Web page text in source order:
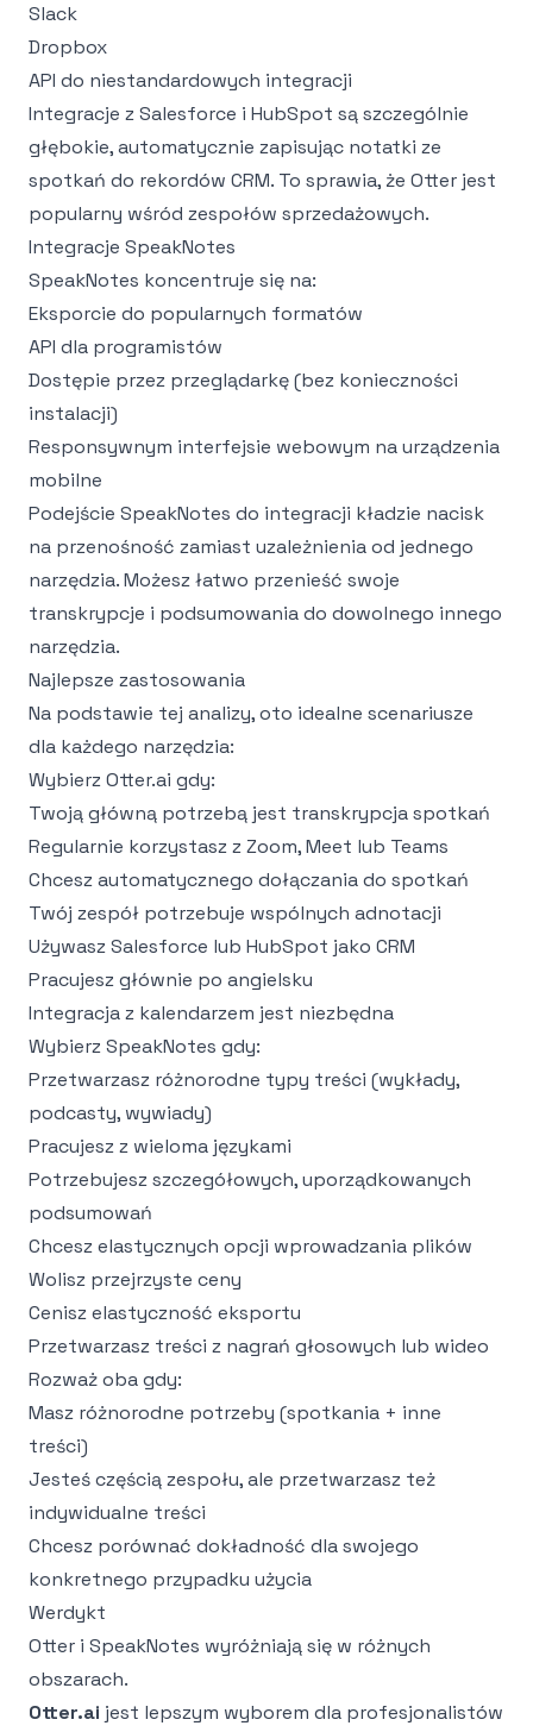
Slack
Dropbox
API do niestandardowych integracji
Integracje z Salesforce i HubSpot są szczególnie
głębokie, automatycznie zapisując notatki ze
spotkań do rekordów CRM. To sprawia, że Otter jest
popularny wśród zespołów sprzedażowych.
Integracje SpeakNotes
SpeakNotes koncentruje się na:
Eksporcie do popularnych formatów
API dla programistów
Dostępie przez przeglądarkę (bez konieczności
instalacji)
Responsywnym interfejsie webowym na urządzenia
mobilne
Podejście SpeakNotes do integracji kładzie nacisk
na przenośność zamiast uzależnienia od jednego
narzędzia. Możesz łatwo przenieść swoje
transkrypcje i podsumowania do dowolnego innego
narzędzia.
Najlepsze zastosowania
Na podstawie tej analizy, oto idealne scenariusze
dla każdego narzędzia:
Wybierz Otter.ai gdy:
Twoją główną potrzebą jest transkrypcja spotkań
Regularnie korzystasz z Zoom, Meet lub Teams
Chcesz automatycznego dołączania do spotkań
Twój zespół potrzebuje wspólnych adnotacji
Używasz Salesforce lub HubSpot jako CRM
Pracujesz głównie po angielsku
Integracja z kalendarzem jest niezbędna
Wybierz SpeakNotes gdy:
Przetwarzasz różnorodne typy treści (wykłady,
podcasty, wywiady)
Pracujesz z wieloma językami
Potrzebujesz szczegółowych, uporządkowanych
podsumowań
Chcesz elastycznych opcji wprowadzania plików
Wolisz przejrzyste ceny
Cenisz elastyczność eksportu
Przetwarzasz treści z nagrań głosowych lub wideo
Rozważ oba gdy:
Masz różnorodne potrzeby (spotkania + inne
treści)
Jesteś częścią zespołu, ale przetwarzasz też
indywidualne treści
Chcesz porównać dokładność dla swojego
konkretnego przypadku użycia
Werdykt
Otter i SpeakNotes wyróżniają się w różnych
obszarach.
Otter.ai jest lepszym wyborem dla profesjonalistów